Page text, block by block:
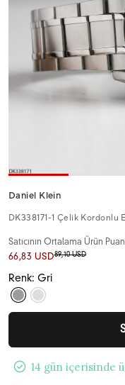
Daniel Klein
DK338171-1 Çelik Kordonlu
Satıcının Ortalama Ürün
66,83 USD89,10 USD
Renk: Gri
14 gün içerisinde